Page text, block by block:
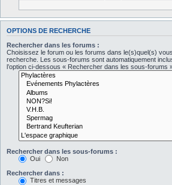
OPTIONS DE RECHERCHE
Rechercher dans les forums :
Choisissez le forum ou les forums dans le(s)quel(s)
recherche. Les sous-forums sont automatiquement
l’option ci-dessous « Rechercher dans les sous-forums
Rechercher dans les sous-forums :
Oui
Non
Rechercher dans :
Titres et messages